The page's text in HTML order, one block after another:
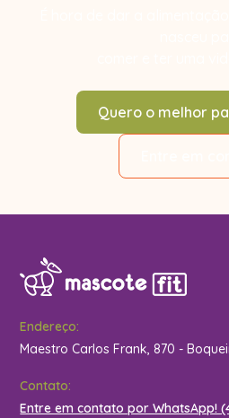
Quero o melhor
Endereço:
Maestro Carlos Frank, 870 -
Contato:
Entre em contato por WhatsApp!